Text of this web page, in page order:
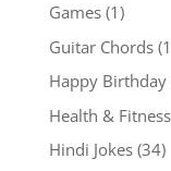
Games(1)
Guitar Chords
Happy Birthday
Health & Fitness
Hindi Jokes(34)